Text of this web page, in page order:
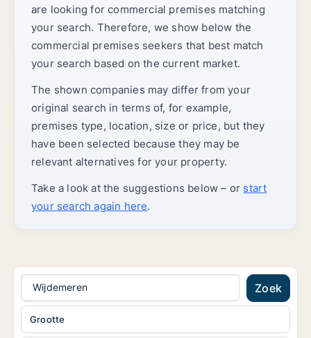
are looking for commercial premises matching
your search. Therefore, we show below the
commercial premises seekers that best match
your search based on the current market.
The shown companies may differ from your
original search in terms of, for example,
premises type, location, size or price, but they
have been selected because they may be
relevant alternatives for your property.
Take a look at the suggestions below – or start
your search again here.
Wijdemeren Zoek
Grootte